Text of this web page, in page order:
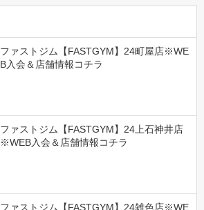
ファストジム【FASTGYM】24町屋店※WE
B入会＆店舗情報コチラ
ファストジム【FASTGYM】24上石神井店
※WEB入会＆店舗情報コチラ
ファストジム【FASTGYM】24雑色店※WE